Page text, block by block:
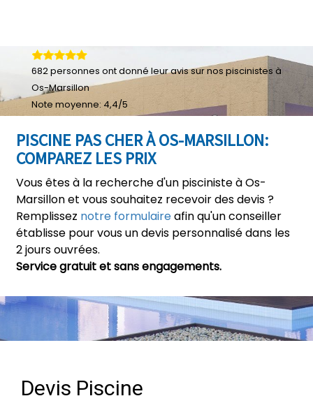
PISCINE PAS CHER À OS-MARSILLON:
COMPAREZ LES PRIX
Vous êtes à la recherche d'un pisciniste à Os-
Marsillon et vous souhaitez recevoir des devis ?
Remplissez notre formulaireafin qu'un conseiller
établisse pour vous un devis personnalisé dans les
2 jours ouvrées.
Service gratuit et sans engagements.
682personnes ont donné leuravis sur nos piscinistes à
Os-Marsillon
Note moyenne: 4,4/5
Devis Piscine